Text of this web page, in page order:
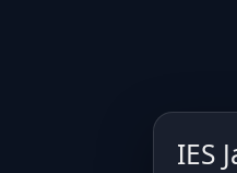
IES